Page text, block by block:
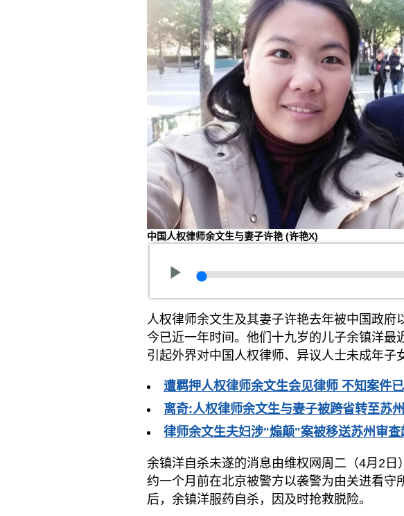
中国人权律师余文生与妻子许艳 (许艳X)
人权律师余文生及其妻子许艳去年被中国政府
今已近一年时间。他们十九岁的儿子余镇洋最
引起外界对中国人权律师、异议人士未成年子
遭羁押人权律师余文生会见律师 不知案件
离奇:人权律师余文生与妻子被跨省转至苏
律师余文生夫妇涉"煽颠"案被移送苏州审查
余镇洋自杀未遂的消息由维权网周二（4月2
约一个月前在北京被警方以袭警为由关进看守
后，余镇洋服药自杀，因及时抢救脱险。